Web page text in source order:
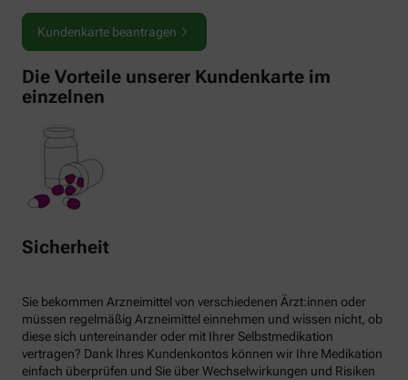
Kundenkarte beantragen
Die Vorteile unserer Kundenkarte im
einzelnen
Sicherheit
Sie bekommen Arzneimittel von verschiedenen Ärzt:innen oder
müssen regelmäßig Arzneimittel einnehmen und wissen nicht, ob
diese sich untereinander oder mit Ihrer Selbstmedikation
vertragen? Dank Ihres Kundenkontos können wir Ihre Medikation
einfach überprüfen und Sie über Wechselwirkungen und Risiken